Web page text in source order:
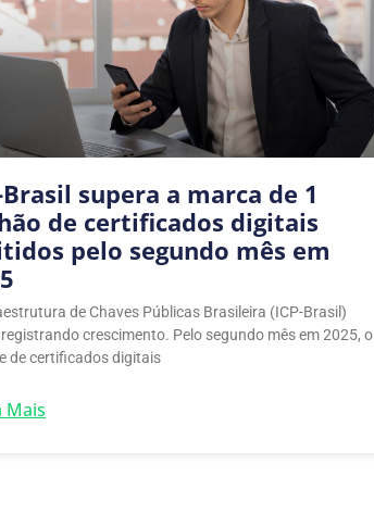
Brasil supera a marca de 1
de certificados digitais
pelo segundo mês em
de Chaves Públicas Brasileira (ICP-Brasil)
crescimento. Pelo segundo mês em 2025, o
de certificados digitais
Mais